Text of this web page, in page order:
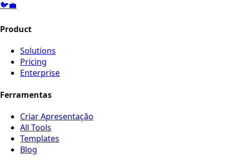
🐦💼
Product
Solutions
Pricing
Enterprise
Ferramentas
Criar Apresentação
All Tools
Templates
Blog